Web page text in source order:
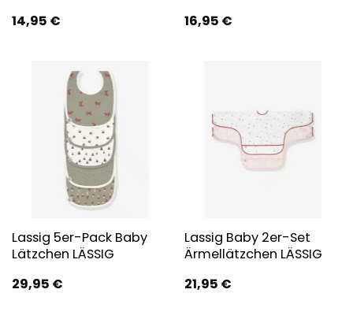
14,95 €
16,95 €
Lassig 5er-Pack Baby
Lätzchen LÄSSIG
29,95 €
Lassig Baby 2er-Set
Ärmellätzchen LÄSSIG
21,95 €